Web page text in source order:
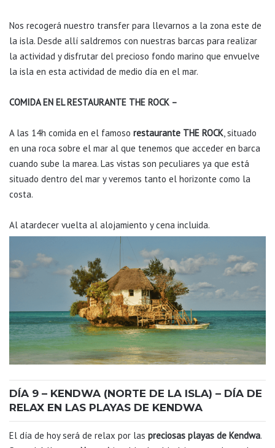
Nos recogerá nuestro transfer para llevarnos a la zona este de
la isla. Desde allí saldremos con nuestras barcas para realizar
la actividad y disfrutar del precioso fondo marino que envuelve
la isla en esta actividad de medio día en el mar.
COMIDA EN EL RESTAURANTE THE ROCK –
A las 14h comida en el famoso restaurante THE ROCK , situado
en una roca sobre el mar al que tenemos que acceder en barca
cuando sube la marea. Las vistas son peculiares ya que está
situado dentro del mar y veremos tanto el horizonte como la
costa.
Al atardecer vuelta al alojamiento y cena incluida.
DÍA 9 – KENDWA (NORTE DE LA ISLA) – DÍA DE
RELAX EN LAS PLAYAS DE KENDWA
El día de hoy será de relax por las preciosas playas de Kendwa.